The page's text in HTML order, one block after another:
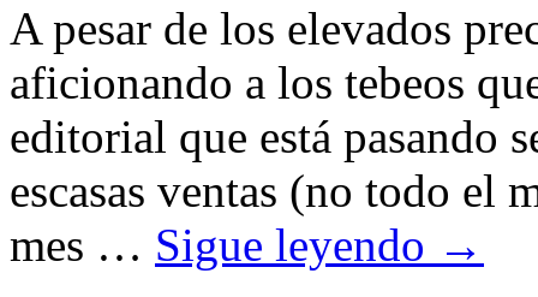
A pesar de los elevados
aficionando a los tebeos
editorial que está pasando
escasas ventas (no todo el
mes … Sigue leyendo →